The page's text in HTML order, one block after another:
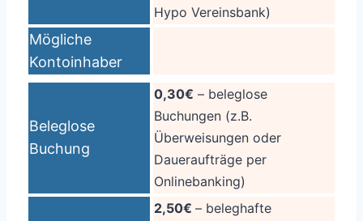
Hypo Vereinsbank)
Mögliche
Kontoinhaber
Beleglose
Buchung
0,30€ – beleglose
Buchungen (z.B.
Überweisungen oder
Daueraufträge per
Onlinebanking)
2,50€ – beleghafte